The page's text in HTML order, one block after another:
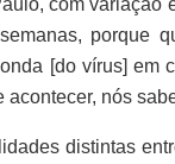
com variação
porque
[do vírus] em
nós
distintas